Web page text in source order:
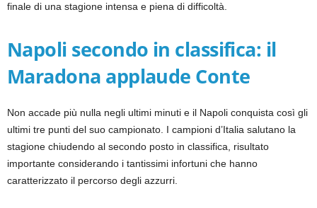
finale di una stagione intensa e piena di difficoltà.
Napoli secondo in classifica: il
Maradona applaude Conte
Non accade più nulla negli ultimi minuti e il Napoli conquista così gli
ultimi tre punti del suo campionato. I campioni d’Italia salutano la
stagione chiudendo al secondo posto in classifica, risultato
importante considerando i tantissimi infortuni che hanno
caratterizzato il percorso degli azzurri.